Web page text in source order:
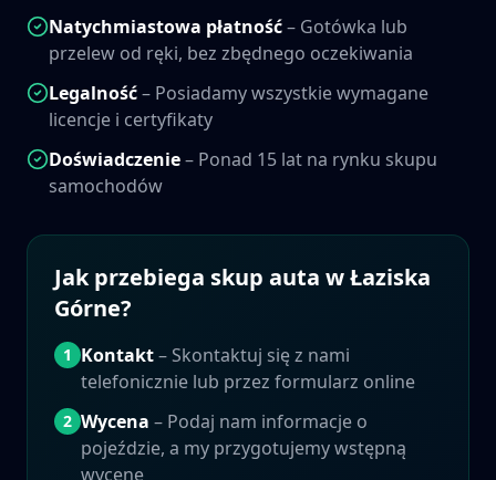
Natychmiastowa płatność– Gotówka lub
przelew od ręki, bez zbędnego oczekiwania
Legalność– Posiadamy wszystkie wymagane
licencje i certyfikaty
Doświadczenie– Ponad 15 lat na rynku skupu
samochodów
Jak przebiega skup auta wŁaziska
Górne?
1 Kontakt– Skontaktuj się z nami
telefonicznie lub przez formularz online
2 Wycena – Podaj nam informacje o
pojeździe, a my przygotujemy wstępną
wycenę